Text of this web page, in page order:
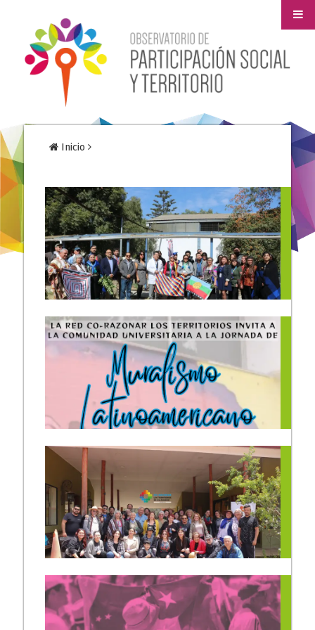
Inicio
Co-razonar los Territorios
acompañó a comunidad
Diaguita Campillay
Guacalagasta en ceremonia
de desagravio por parte del
Hospital Carlos Van Buren
15/04/2024
La Escuela de Formación